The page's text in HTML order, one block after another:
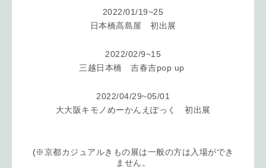
2022/01/19~25
日本橋高島屋 初出展
2022/02/9~15
三越日本橋 吉春吉pop up
2022/04/29~05/01
大大阪キモノめーかんえぽっく 初出展
(※京都カジュアルきもの展は一般の方は入場ができ
ません。